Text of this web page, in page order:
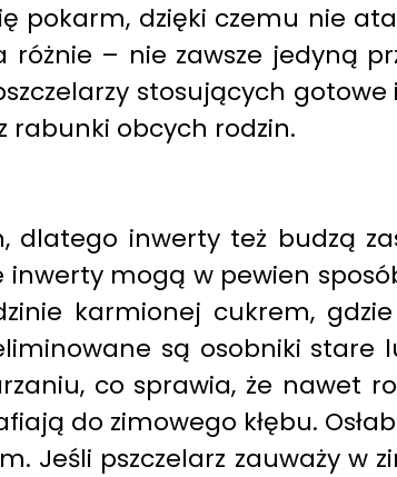
pokarm, dzięki czemu nie
różnie – nie zawsze jedyną
stosujących gotowe
rabunki obcych rodzin.
inwerty też budzą
mogą w pewien
karmionej cukrem,
są osobniki stare
co sprawia, że nawet
do zimowego kłębu.
Jeśli pszczelarz zauważy w